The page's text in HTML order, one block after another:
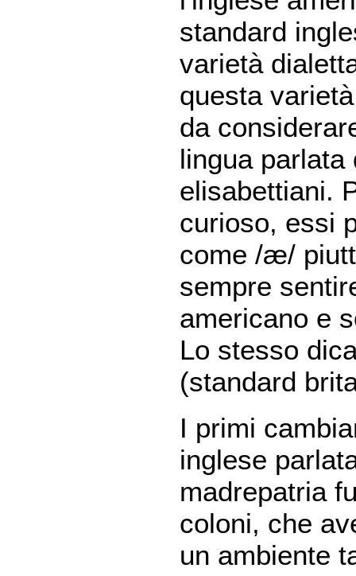
standard
varietà
questa
da
lingua parlata
elisabettiani.
curioso, essi
come /æ/
sempre
americano e
Lo stesso
(standard
I primi
inglese
madrepatria
coloni, che
un ambiente